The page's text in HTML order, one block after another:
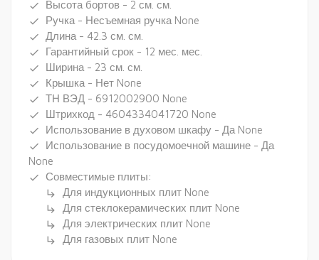
done Высота бортов - 2 см. см.
done Ручка - Несъемная ручка None
done Длина - 42.3 см. см.
done Гарантийный срок - 12 мес. мес.
done Ширина - 23 см. см.
done Крышка - Нет None
done ТН ВЭД - 6912002900 None
done Штрихкод - 4604334041720 None
done Использование в духовом шкафу - Да None
done
Использование в посудомоечной машине - Да
None
done Совместимые плиты:
subdirectory_arrow_right Для индукционных плит None
subdirectory_arrow_right Для стеклокерамических плит None
subdirectory_arrow_right Для электрических плит None
subdirectory_arrow_right Для газовых плит None